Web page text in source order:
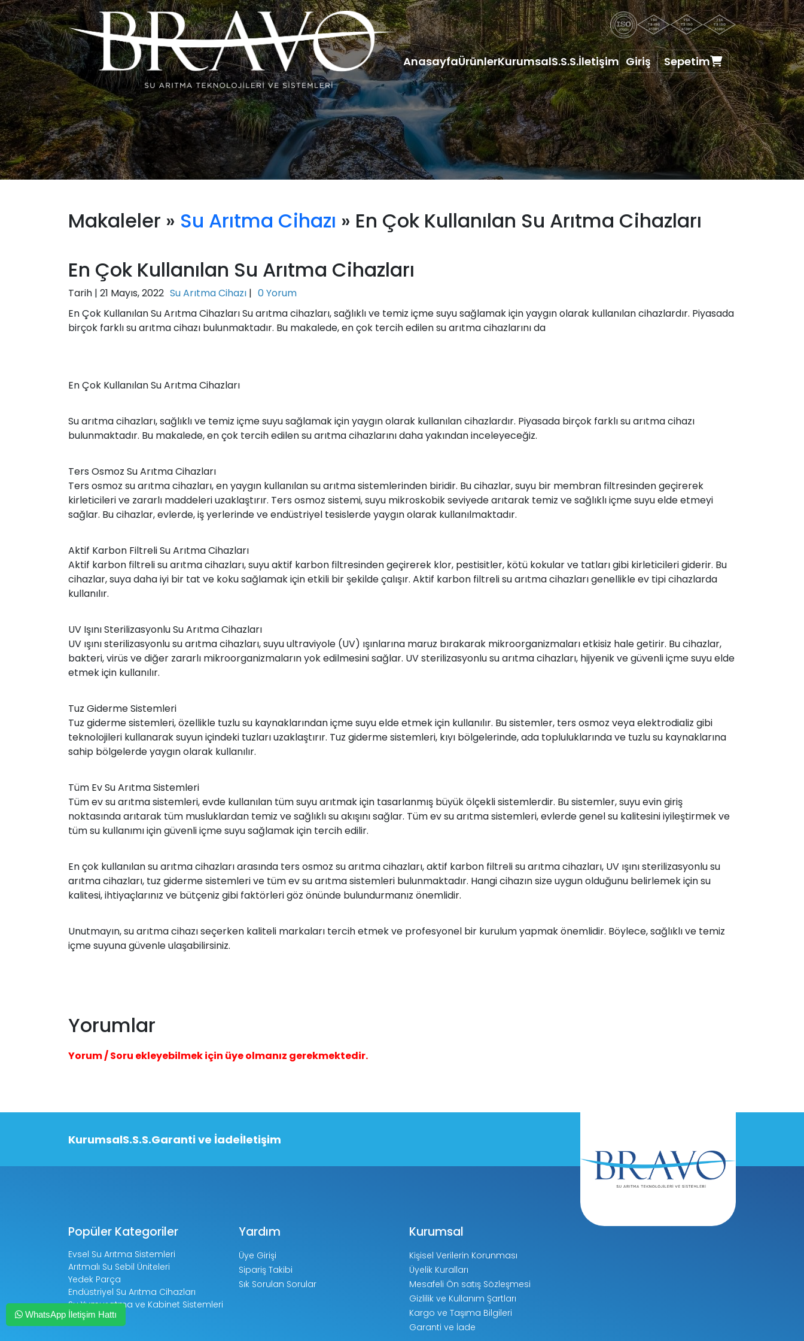
AnasayfaÜrünlerKurumsalS.S.S.İletişim Giriş Sepetim
Makaleler » Su Arıtma Cihazı » En Çok Kullanılan Su Arıtma Cihazları
En Çok Kullanılan Su Arıtma Cihazları
Tarih | 21 Mayıs, 2022 Su Arıtma Cihazı | 0 Yorum
En Çok Kullanılan Su Arıtma Cihazları Su arıtma cihazları, sağlıklı ve temiz içme suyu sağlamak için yaygın olarak kullanılan cihazlardır. Piyasada
birçok farklı su arıtma cihazı bulunmaktadır. Bu makalede, en çok tercih edilen su arıtma cihazlarını da
En Çok Kullanılan Su Arıtma Cihazları
Su arıtma cihazları, sağlıklı ve temiz içme suyu sağlamak için yaygın olarak kullanılan cihazlardır. Piyasada birçok farklı su arıtma cihazı
bulunmaktadır. Bu makalede, en çok tercih edilen su arıtma cihazlarını daha yakından inceleyeceğiz.
Ters Osmoz Su Arıtma Cihazları
Ters osmoz su arıtma cihazları, en yaygın kullanılan su arıtma sistemlerinden biridir. Bu cihazlar, suyu bir membran filtresinden geçirerek
kirleticileri ve zararlı maddeleri uzaklaştırır. Ters osmoz sistemi, suyu mikroskobik seviyede arıtarak temiz ve sağlıklı içme suyu elde etmeyi
sağlar. Bu cihazlar, evlerde, iş yerlerinde ve endüstriyel tesislerde yaygın olarak kullanılmaktadır.
Aktif Karbon Filtreli Su Arıtma Cihazları
Aktif karbon filtreli su arıtma cihazları, suyu aktif karbon filtresinden geçirerek klor, pestisitler, kötü kokular ve tatları gibi kirleticileri giderir. Bu
cihazlar, suya daha iyi bir tat ve koku sağlamak için etkili bir şekilde çalışır. Aktif karbon filtreli su arıtma cihazları genellikle ev tipi cihazlarda
kullanılır.
UV Işını Sterilizasyonlu Su Arıtma Cihazları
UV ışını sterilizasyonlu su arıtma cihazları, suyu ultraviyole (UV) ışınlarına maruz bırakarak mikroorganizmaları etkisiz hale getirir. Bu cihazlar,
bakteri, virüs ve diğer zararlı mikroorganizmaların yok edilmesini sağlar. UV sterilizasyonlu su arıtma cihazları, hijyenik ve güvenli içme suyu elde
etmek için kullanılır.
Tuz Giderme Sistemleri
Tuz giderme sistemleri, özellikle tuzlu su kaynaklarından içme suyu elde etmek için kullanılır. Bu sistemler, ters osmoz veya elektrodializ gibi
teknolojileri kullanarak suyun içindeki tuzları uzaklaştırır. Tuz giderme sistemleri, kıyı bölgelerinde, ada topluluklarında ve tuzlu su kaynaklarına
sahip bölgelerde yaygın olarak kullanılır.
Tüm Ev Su Arıtma Sistemleri
Tüm ev su arıtma sistemleri, evde kullanılan tüm suyu arıtmak için tasarlanmış büyük ölçekli sistemlerdir. Bu sistemler, suyu evin giriş
noktasında arıtarak tüm musluklardan temiz ve sağlıklı su akışını sağlar. Tüm ev su arıtma sistemleri, evlerde genel su kalitesini iyileştirmek ve
tüm su kullanımı için güvenli içme suyu sağlamak için tercih edilir.
En çok kullanılan su arıtma cihazları arasında ters osmoz su arıtma cihazları, aktif karbon filtreli su arıtma cihazları, UV ışını sterilizasyonlu su
arıtma cihazları, tuz giderme sistemleri ve tüm ev su arıtma sistemleri bulunmaktadır. Hangi cihazın size uygun olduğunu belirlemek için su
kalitesi, ihtiyaçlarınız ve bütçeniz gibi faktörleri göz önünde bulundurmanız önemlidir.
Unutmayın, su arıtma cihazı seçerken kaliteli markaları tercih etmek ve profesyonel bir kurulum yapmak önemlidir. Böylece, sağlıklı ve temiz
içme suyuna güvenle ulaşabilirsiniz.
Yorumlar
Yorum / Soru ekleyebilmek için üye olmanız gerekmektedir.
KurumsalS.S.S.Garanti ve İadeİletişim
Popüler Kategoriler
Evsel Su Arıtma Sistemleri
Arıtmalı Su Sebil Üniteleri
Yedek Parça
Endüstriyel Su Arıtma Cihazları
Su Yumuşatma ve Kabinet Sistemleri
Yardım
Üye Girişi
Sipariş Takibi
Sık Sorulan Sorular
Kurumsal
Kişisel Verilerin Korunması
Üyelik Kuralları
Mesafeli Ön satış Sözleşmesi
Gizlilik ve Kullanım Şartları
Kargo ve Taşıma Bilgileri
Garanti ve İade
WhatsApp İletişim Hattı